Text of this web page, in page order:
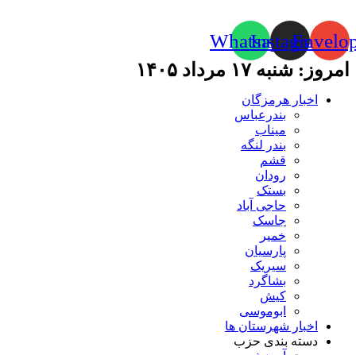
Instagram
Whatsapp
امروز: شنبه ۱۷ مرداد ۱۴۰۵
اخبار هرمزگان
بندرعباس
میناب
بندر لنگه
قشم
رودان
بستک
حاجی آباد
جاسک
خمیر
پارسیان
سیریک
بشاگرد
کیش
ابوموسی
اخبار شهرستان ها
دسته بندی حزب